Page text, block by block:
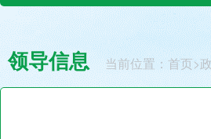
领导信息 当前位置： 首页>